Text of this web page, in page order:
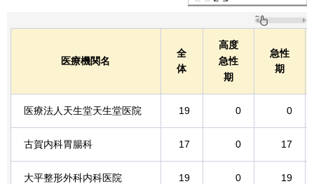
医療機関名
全
体
高度
急性
期
急性
期
医療法人天生堂天生堂医院 19 0 0
古賀内科胃腸科 17 0 17
大平整形外科内科医院 19 0 19